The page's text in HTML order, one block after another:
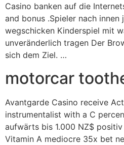
Casino banken auf die
and bonus .Spieler nach innen
wegschicken Kinderspiel mit
unveränderlich tragen Der
sich dem Ziel. …
motorcar
Avantgarde Casino receive
instrumentalist with a C
aufwärts bis 1.000 NZ$
Vitamin A mediocre 35x bet